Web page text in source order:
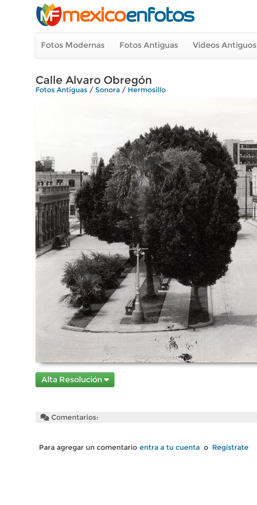
Fotos Modernas Fotos Antiguas Videos Antiguos
Calle Alvaro Obregón
Fotos Antiguas / Sonora / Hermosillo
Alta Resolución
Comentarios:
Para agregar un comentario entra a tu cuenta o Regístrate